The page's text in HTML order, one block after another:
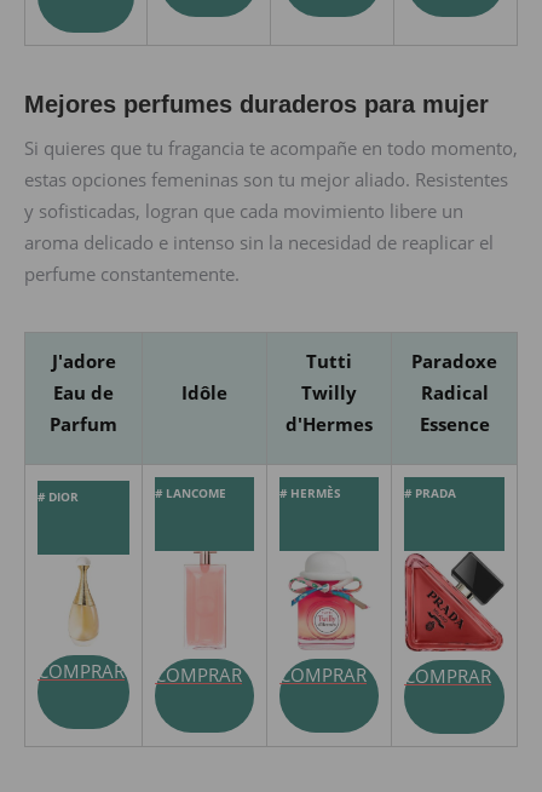
Mejores perfumes duraderos para mujer
Si quieres que tu fragancia te acompañe en todo momento,
estas opciones femeninas son tu mejor aliado. Resistentes
y sofisticadas, logran que cada movimiento libere un
aroma delicado e intenso sin la necesidad de reaplicar el
perfume constantemente.
J'adore
Eau de
Parfum
Idôle
Tutti
Twilly
d'Hermes
Paradoxe
Radical
Essence
# DIOR
COMPRAR
# LANCOME
COMPRAR
# HERMÈS
COMPRAR
# PRADA
COMPRAR